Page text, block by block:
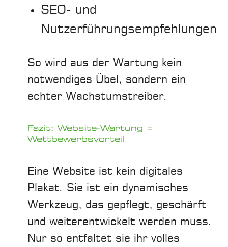
SEO- und
Nutzerführungsempfehlungen
So wird aus der Wartung kein
notwendiges Übel, sondern ein
echter Wachstumstreiber.
Fazit: Website-Wartung =
Wettbewerbsvorteil
Eine Website ist kein digitales
Plakat. Sie ist ein dynamisches
Werkzeug, das gepflegt, geschärft
und weiterentwickelt werden muss.
Nur so entfaltet sie ihr volles